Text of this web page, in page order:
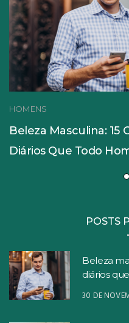
HOMENS
Beleza Masculina: 15
Diários Que Todo
POSTS
Beleza
diários
30 DE